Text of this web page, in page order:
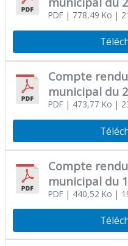
PDF| 778,49 Ko |
Compte
municipal du
PDF| 473,77 Ko |
Compte
municipal du
PDF| 440,52 Ko |